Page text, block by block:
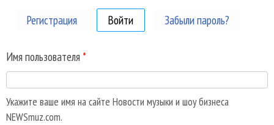
Регистрация Войти (активная вкладка)
Забыли пароль?
Имя пользователя *
Укажите ваше имя на сайте Новости музыки и шоу бизнеса
NEWSmuz.com.